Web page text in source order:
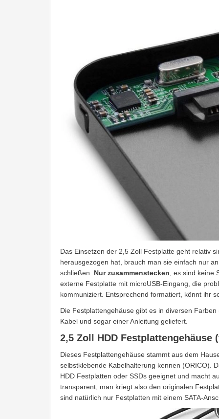
Das Einsetzen der 2,5 Zoll Festplatte geht relativ
herausgezogen hat, brauch man sie einfach nur
schließen. Nur zusammenstecken , es sind
externe Festplatte mit microUSB-Eingang, die
kommuniziert. Entsprechend formatiert, könnt ihr
Die Festplattengehäuse gibt es in diversen
Kabel und sogar einer Anleitung geliefert.
2,5 Zoll HDD Festplattengehäuse
Dieses Festplattengehäuse stammt aus dem
selbstklebende Kabelhalterung kennen (ORICO).
HDD Festplatten oder SSDs geeignet und macht
transparent, man kriegt also den originalen
sind natürlich nur Festplatten mit einem SATA-